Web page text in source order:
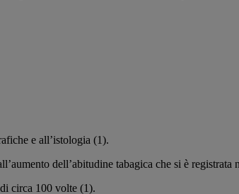
e all’istologia (1).
dell’abitudine tabagica che si è
circa 100 volte (1).